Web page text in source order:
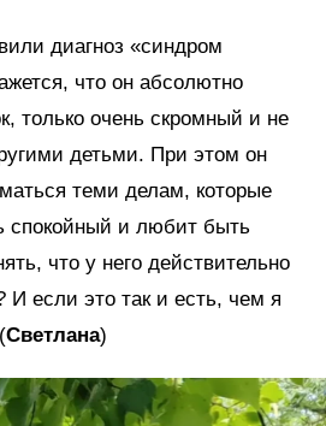
диагноз «синдром
что он абсолютно
только очень скромный и не
детьми. При этом он
теми делам, которые
спокойный и любит быть
что у него действительно
И если это так и есть, чем я
Светлана)